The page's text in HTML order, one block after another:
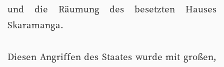
und die Räumung des besetzten Hauses
Skaramanga.
Diesen Angriffen des Staates wurde mit großen,